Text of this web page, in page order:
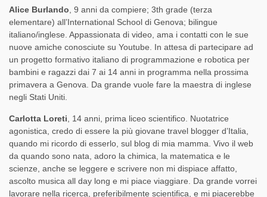
Alice Burlando, 9 anni da compiere; 3th grade (terza
elementare) all’International School di Genova; bilingue
italiano/inglese. Appassionata di video, ama i contatti con le sue
nuove amiche conosciute su Youtube. In attesa di partecipare ad
un progetto formativo italiano di programmazione e robotica per
bambini e ragazzi dai 7 ai 14 anni in programma nella prossima
primavera a Genova. Da grande vuole fare la maestra di inglese
negli Stati Uniti.
Carlotta Loreti, 14 anni, prima liceo scientifico. Nuotatrice
agonistica, credo di essere la più giovane travel blogger d’Italia,
quando mi ricordo di esserlo, sul blog di mia mamma. Vivo il web
da quando sono nata, adoro la chimica, la matematica e le
scienze, anche se leggere e scrivere non mi dispiace affatto,
ascolto musica all day long e mi piace viaggiare. Da grande vorrei
lavorare nella ricerca, preferibilmente scientifica, e mi piacerebbe